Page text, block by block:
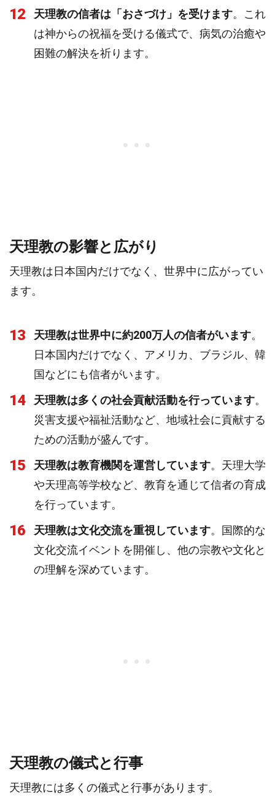
12 天理教の信者は「おさづけ」を受けます。これ
は神からの祝福を受ける儀式で、病気の治癒や
困難の解決を祈ります。
天理教の影響と広がり
天理教は日本国内だけでなく、世界中に広がってい
ます。
13 天理教は世界中に約200万人の信者がいます。
日本国内だけでなく、アメリカ、ブラジル、韓
国などにも信者がいます。
14 天理教は多くの社会貢献活動を行っています。
災害支援や福祉活動など、地域社会に貢献する
ための活動が盛んです。
15 天理教は教育機関を運営しています。天理大学
や天理高等学校など、教育を通じて信者の育成
を行っています。
16 天理教は文化交流を重視しています。国際的な
文化交流イベントを開催し、他の宗教や文化と
の理解を深めています。
天理教の儀式と行事
天理教には多くの儀式と行事があります。